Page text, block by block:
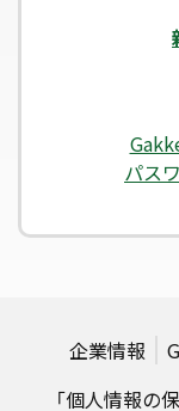
パス
企業情報
「個人情報の